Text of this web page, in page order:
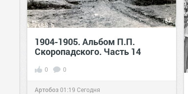
1904-1905. Альбом П.П.
Скоропадского. Часть 14
0 0
Артобоз01:19 Сегодня